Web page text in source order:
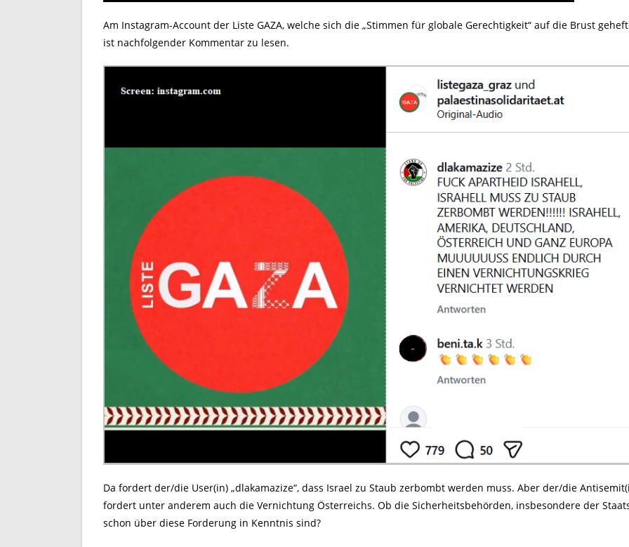
Am Instagram-Account der Liste GAZA, welche sich die „Stimmen für globale Gerechtigkeit“ auf die Brust
ist nachfolgender Kommentar zu lesen.
Da fordert der/die User(in) „dlakamazize“, dass Israel zu Staub zerbombt werden muss. Aber der/die
fordert unter anderem auch die Vernichtung Österreichs. Ob die Sicherheitsbehörden, insbesondere der
schon über diese Forderung in Kenntnis sind?